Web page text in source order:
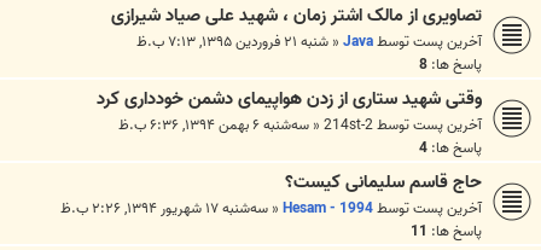
تصاویری از مالک اشتر زمان ، شهید علی صیاد شیرازی
آخرین پست توسطJava
« شنبه ۲۱ فروردین ۱۳۹۵, ۷:۱۳ ب.ظ
پاسخ ها: 8
وقتی شهید ستاری از زدن هواپیمای دشمن خودداری کرد
آخرین پست توسط214st-2
« سه‌شنبه ۶ بهمن ۱۳۹۴, ۶:۳۶ ب.ظ
پاسخ ها: 4
حاج قاسم سلیمانی کیست؟
آخرین پست توسطHesam - 1994
« سه‌شنبه ۱۷ شهریور ۱۳۹۴, ۲:۲۶ ب.ظ
پاسخ ها: 11